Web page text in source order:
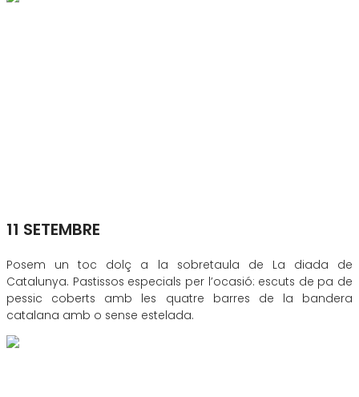
11 SETEMBRE
Posem un toc dolç a la sobretaula de La diada de
Catalunya. Pastissos especials per l’ocasió: escuts de pa de
pessic coberts amb les quatre barres de la bandera
catalana amb o sense estelada.